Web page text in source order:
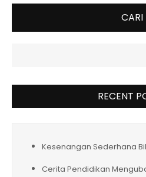
CARI
RECENT
Kesenangan Sederhana
Cerita Pendidikan